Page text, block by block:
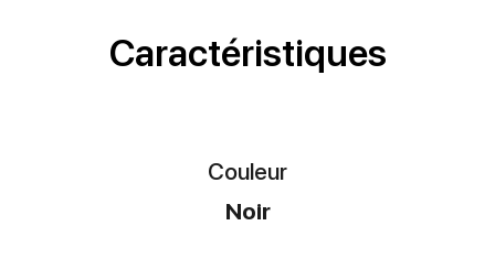
Caractéristiques
Couleur
Noir